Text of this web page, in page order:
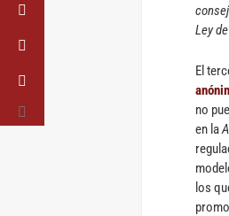
Ley
El
no
en la
los